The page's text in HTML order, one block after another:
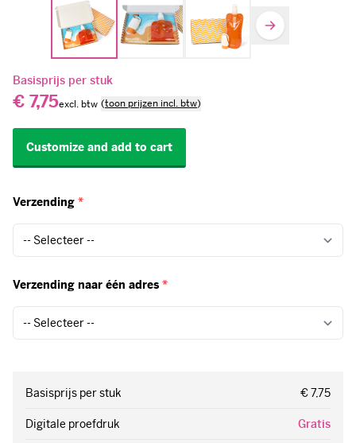
Basisprijs per stuk
€ 7,75 (toon prijzen incl. btw)
Customize and add to cart
Verzending *
Verzending naar één adres *
Basisprijs per stuk € 7,75
Digitale proefdruk Gratis